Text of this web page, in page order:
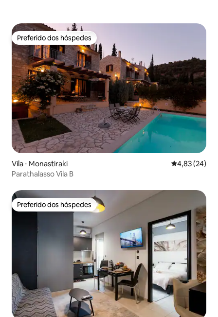
Preferido dos hóspedes
Preferido dos hóspedes
Vila ⋅ Monastiraki 4,83 de uma
4,83 (24)
Parathalasso Vila B
Preferido dos hóspedes
Preferido dos hóspedes